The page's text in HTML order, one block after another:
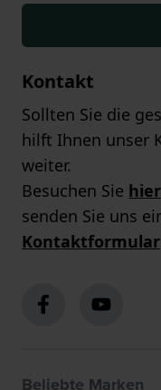
Kontakt
Sollten Sie die
hilft Ihnen unser
weiter.
Besuchen Sie hier
senden Sie uns
Kontaktformular
Beliebte Marken